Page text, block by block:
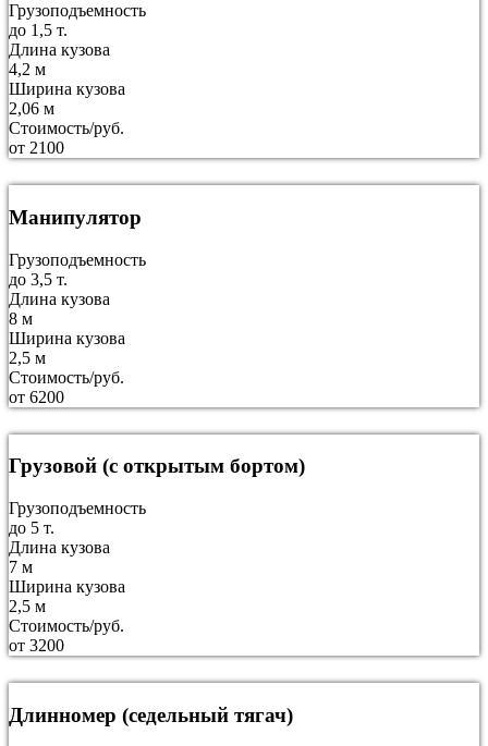
Грузоподъемность
до 1,5 т.
Длина кузова
4,2 м
Ширина кузова
2,06 м
Стоимость/руб.
от 2100
Манипулятор
Грузоподъемность
до 3,5 т.
Длина кузова
8 м
Ширина кузова
2,5 м
Стоимость/руб.
от 6200
Грузовой (с открытым бортом)
Грузоподъемность
до 5 т.
Длина кузова
7 м
Ширина кузова
2,5 м
Стоимость/руб.
от 3200
Длинномер (седельный тягач)